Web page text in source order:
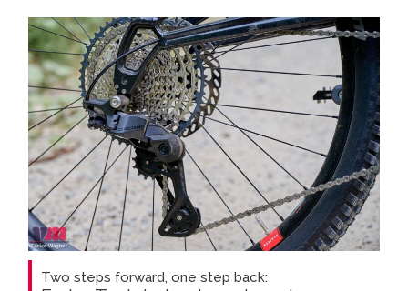
Two steps forward, one step back: